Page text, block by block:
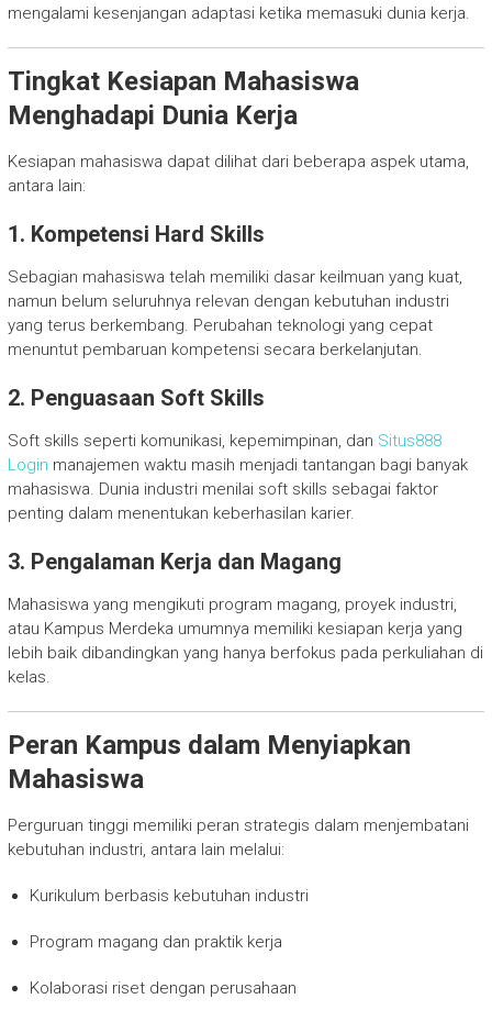
mengalami kesenjangan adaptasi ketika memasuki dunia kerja.
Tingkat Kesiapan Mahasiswa
Menghadapi Dunia Kerja
Kesiapan mahasiswa dapat dilihat dari beberapa aspek utama,
antara lain:
1. Kompetensi Hard Skills
Sebagian mahasiswa telah memiliki dasar keilmuan yang kuat,
namun belum seluruhnya relevan dengan kebutuhan industri
yang terus berkembang. Perubahan teknologi yang cepat
menuntut pembaruan kompetensi secara berkelanjutan.
2. Penguasaan Soft Skills
Soft skills seperti komunikasi, kepemimpinan, dan Situs888
Login manajemen waktu masih menjadi tantangan bagi banyak
mahasiswa. Dunia industri menilai soft skills sebagai faktor
penting dalam menentukan keberhasilan karier.
3. Pengalaman Kerja dan Magang
Mahasiswa yang mengikuti program magang, proyek industri,
atau Kampus Merdeka umumnya memiliki kesiapan kerja yang
lebih baik dibandingkan yang hanya berfokus pada perkuliahan di
kelas.
Peran Kampus dalam Menyiapkan
Mahasiswa
Perguruan tinggi memiliki peran strategis dalam menjembatani
kebutuhan industri, antara lain melalui:
Kurikulum berbasis kebutuhan industri
Program magang dan praktik kerja
Kolaborasi riset dengan perusahaan